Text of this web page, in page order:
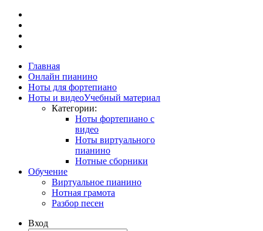
Главная
Онлайн пианино
Ноты для фортепиано
Ноты и видеоУчебный материал
Категории:
Ноты фортепиано с
видео
Ноты виртуального
пианино
Нотные сборники
Обучение
Виртуальное пианино
Нотная грамота
Разбор песен
Вход